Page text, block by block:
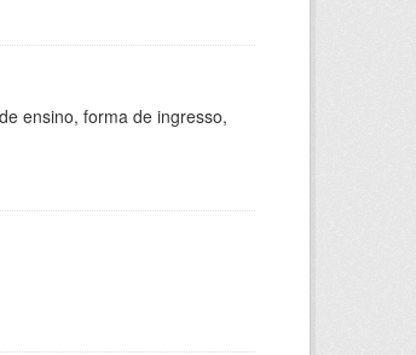
ensino, forma de ingresso,